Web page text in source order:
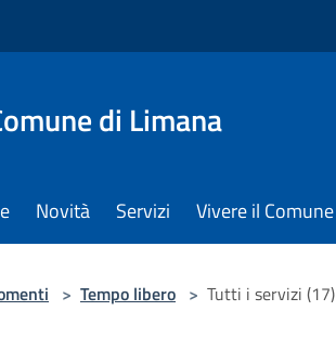
di Limana
Novità Servizi Vivere il Comune
> Tempo libero > Tutti i servizi (17)